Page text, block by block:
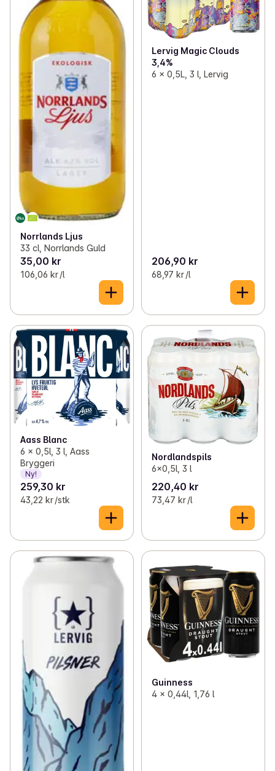
Norrlands Ljus
33 cl, Norrlands Guld
35,00 kr
106,06 kr /l
Lervig Magic Clouds
3,4%
6 x 0,5L, 3 l, Lervig
206,90 kr
68,97 kr /l
Aass Blanc
6 x 0,5l, 3 l, Aass
Bryggeri
Ny!
259,30 kr
43,22 kr /stk
Nordlandspils
6x0,5l, 3 l
220,40 kr
73,47 kr /l
Guinness
4 x 0,44l, 1,76 l